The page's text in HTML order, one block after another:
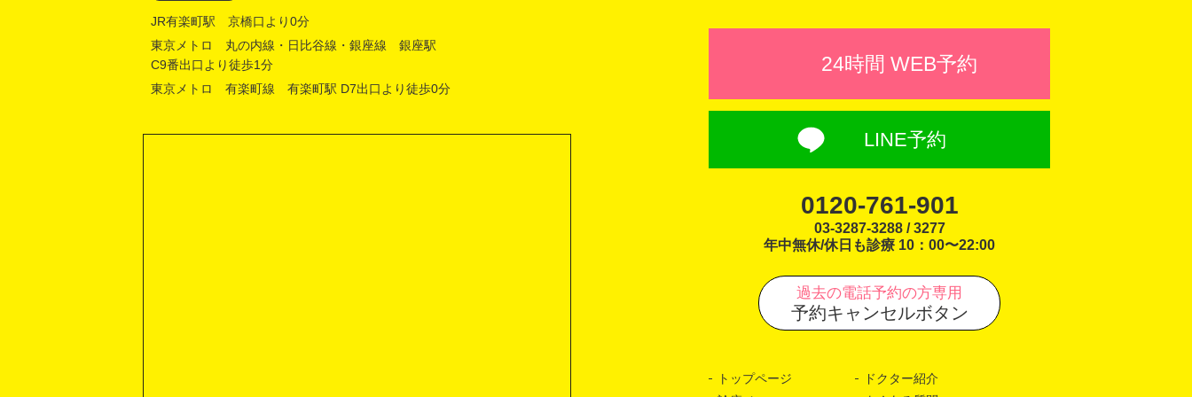
JR有楽町駅 京橋口より0分
東京メトロ 丸の内線・日比谷線・銀座線 銀座駅
C9番出口より徒歩1分
東京メトロ 有楽町線 有楽町駅 D7出口より徒歩0分
24時間 WEB予約
LINE予約
0120-761-901
03-3287-3288 / 3277
年中無休/休日も診療 10：00〜22:00
過去の電話予約の方専用
予約キャンセルボタン
トップページ
ドクター紹介